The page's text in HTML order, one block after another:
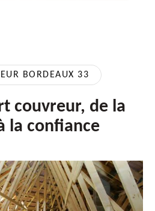
BORDEAUX 33
couvreur, de la
la confiance